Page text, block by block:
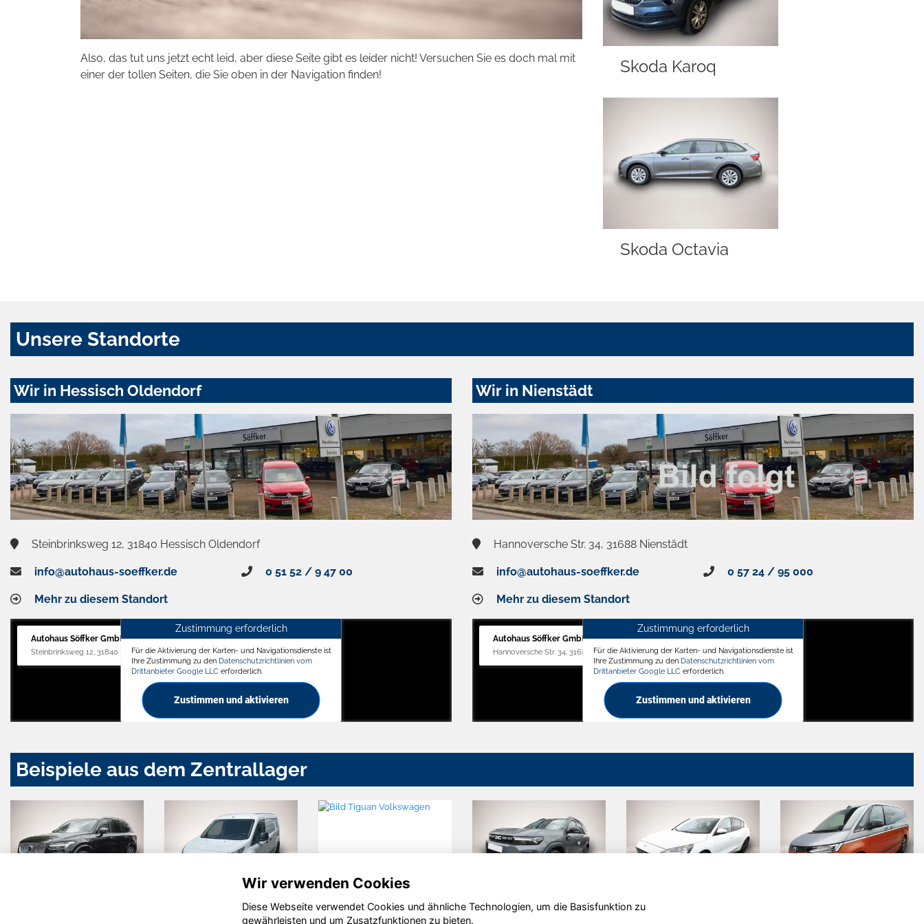
Also, das tut uns jetzt echt leid, aber diese Seite gibt es leider nicht! Versuchen Sie es doch mal mit
einer der tollen Seiten, die Sie oben in der Navigation finden!
Skoda Karoq
Skoda Octavia
Unsere Standorte
Wir in Hessisch Oldendorf
Steinbrinksweg 12, 31840 Hessisch Oldendorf
info@autohaus-soeffker.de 0 51 52 / 9 47 00
Mehr zu diesem Standort
Autohaus Söffker GmbH
Steinbrinksweg 12, 31840 Hessisch Oldendorf
Zustimmung erforderlich
Für die Aktivierung der Karten- und Navigationsdienste ist
Ihre Zustimmung zu den Datenschutzrichtlinien vom
Drittanbieter Google LLC erforderlich.
Zustimmen und aktivieren
Wir in Nienstädt
Hannoversche Str. 34, 31688 Nienstädt
info@autohaus-soeffker.de 0 57 24 / 95 000
Mehr zu diesem Standort
Autohaus Söffker GmbH
Hannoversche Str. 34, 31688 Nienstädt
Zustimmung erforderlich
Für die Aktivierung der Karten- und Navigationsdienste ist
Ihre Zustimmung zu den Datenschutzrichtlinien vom
Drittanbieter Google LLC erforderlich.
Zustimmen und aktivieren
Beispiele aus dem Zentrallager
Ford Focus Volkswagen Skoda Fabia
Wir verwenden Cookies
Diese Webseite verwendet Cookies und ähnliche Technologien, um die Basisfunktion zu
gewährleisten und um Zusatzfunktionen zu bieten.